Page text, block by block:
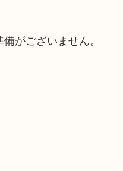
がございません。